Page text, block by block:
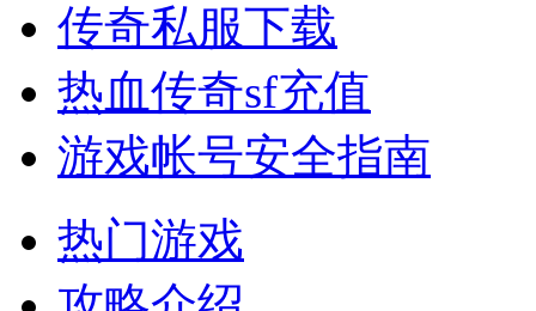
传奇私服下载
热血传奇sf充值
游戏帐号安全指南
热门游戏